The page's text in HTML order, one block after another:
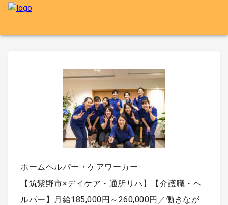
ホームヘルパー・ケアワーカー
【筑紫野市×デイケア・通所リハ】【介護職・ヘ
ルパー】月給185,000円～260,000円／働きなが